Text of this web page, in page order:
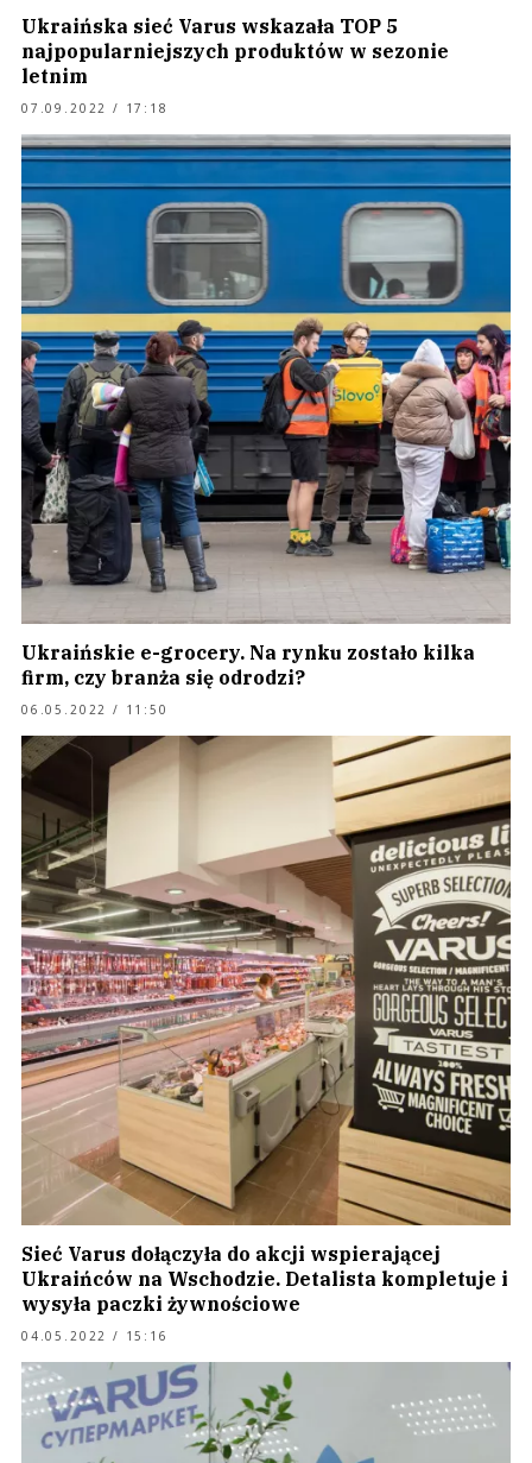
Ukraińska sieć Varus wskazała TOP 5
najpopularniejszych produktów w sezonie
letnim
07.09.2022 / 17:18
Ukraińskie e-grocery. Na rynku zostało kilka
firm, czy branża się odrodzi?
06.05.2022 / 11:50
Sieć Varus dołączyła do akcji wspierającej
Ukraińców na Wschodzie. Detalista kompletuje i
wysyła paczki żywnościowe
04.05.2022 / 15:16